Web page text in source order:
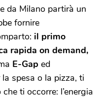
da Milano partirà un
fornire
il primo
rapida on demand,
E-Gap ed
spesa o la pizza, ti
ti occorre: l’energia